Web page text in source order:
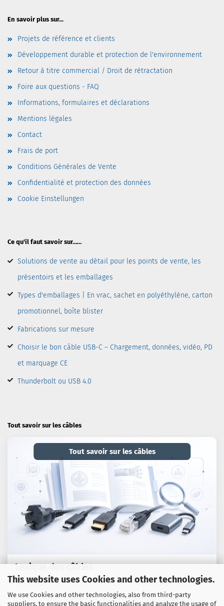
This website uses Cookies and other technologies.
We use Cookies and other technologies, also from third-party
suppliers, to ensure the basic functionalities and analyze the usage of
En savoir plus sur...
Projets de référence et clients
Développement durable et protection de l'environnement
Retour à titre commercial / Droit de rétractation
Foire aux questions - FAQ
Informations, formulaires et déclarations
Mentions légales
Contact
Frais de port
Conditions Générales de Vente
Confidentialité et protection des données
Cookie Einstellungen
Ce qu'il faut savoir sur……
Solutions de vente au détail pour les points de vente, les
présentoirs et les emballages
Types d'emballages | En vrac, sachet en polyéthylène, carton
promotionnel, boîte blister
Fabrications sur mesure
Choisir le bon câble USB-C – Chargement, données, vidéo, PD
et marquage CE
Thunderbolt ou USB 4.0
Tout savoir sur les câbles
Tout savoir sur les câbles
Lexique des câbles
Termes techniques, normes et conseils pratiques sur les
câbles, les adaptateurs et les techniques de connexion.